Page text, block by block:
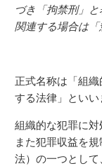
づき「拘禁刑」
関連する場合は「
正式名称は「組
する法律」といい
組織的な犯罪に対
また犯罪収益を
法）の一つとし